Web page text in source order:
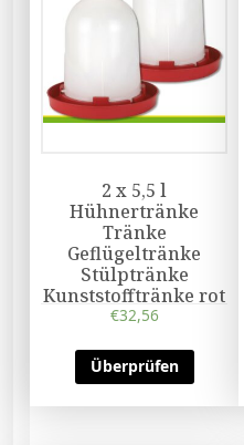
2 x 5,5 l
Hühnertränke
Tränke
Geflügeltränke
Stülptränke
Kunststofftränke rot
€32,56
Überprüfen